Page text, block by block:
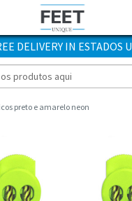
DELIVERY IN ESTADOS
preto e amarelo neon